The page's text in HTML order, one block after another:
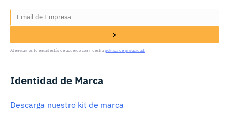
Al enviarnos tu email estás de acuerdo con nuestra política de privacidad.
Identidad de Marca
Descarga nuestro kit de marca